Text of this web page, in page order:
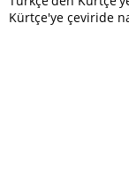
Kürtçe'ye çeviride